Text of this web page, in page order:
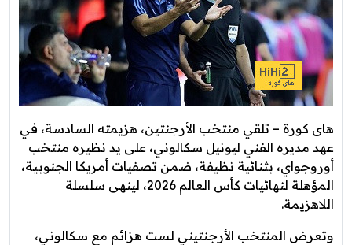
هاى كورة – تلقي منتخب الأرجنتين، هزيمته السادسة، في
عهد مديره الفني ليونيل سكالوني، على يد نظيره منتخب
أوروجواي، بثنائية نظيفة، ضمن تصفيات أمريكا الجنوبية،
المؤهلة لنهائيات كأس العالم 2026، لينهى سلسلة
اللاهزيمة.
وتعرض المنتخب الأرجنتيني لست هزائم مع سكالوني،